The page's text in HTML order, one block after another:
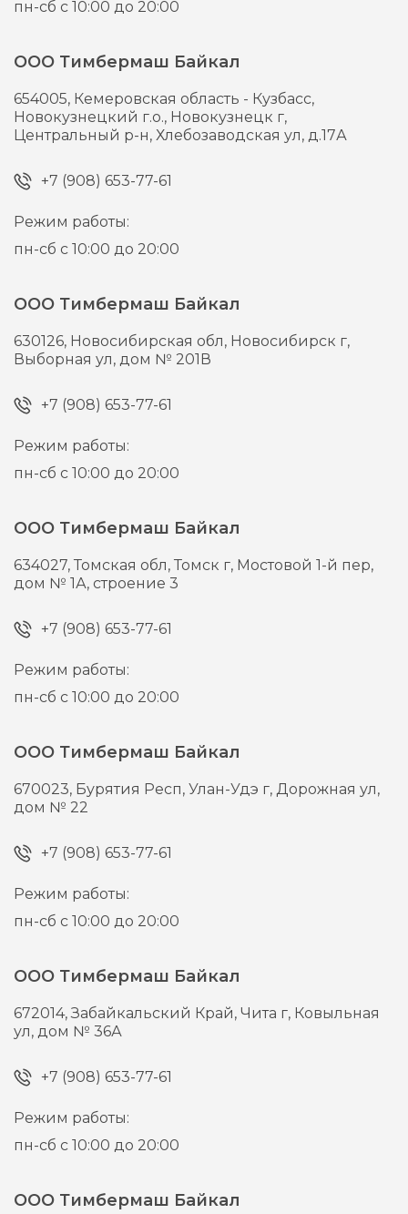
пн-сб с 10:00 до 20:00
ООО Тимбермаш Байкал
654005, Кемеровская область - Кузбасс,
Новокузнецкий г.о., Новокузнецк г,
Центральный р-н, Хлебозаводская ул, д.17А
+7 (908) 653-77-61
Режим работы:
пн-сб с 10:00 до 20:00
ООО Тимбермаш Байкал
630126, Новосибирская обл, Новосибирск г,
Выборная ул, дом № 201В
+7 (908) 653-77-61
Режим работы:
пн-сб с 10:00 до 20:00
ООО Тимбермаш Байкал
634027,Томская обл, Томск г, Мостовой 1-й пер,
дом № 1А, строение 3
+7 (908) 653-77-61
Режим работы:
пн-сб с 10:00 до 20:00
ООО Тимбермаш Байкал
670023, Бурятия Респ, Улан-Удэ г,Дорожная ул,
дом № 22
+7 (908) 653-77-61
Режим работы:
пн-сб с 10:00 до 20:00
ООО Тимбермаш Байкал
672014,Забайкальский Край, Чита г, Ковыльная
ул, дом № 36А
+7 (908) 653-77-61
Режим работы:
пн-сб с 10:00 до 20:00
ООО Тимбермаш Байкал